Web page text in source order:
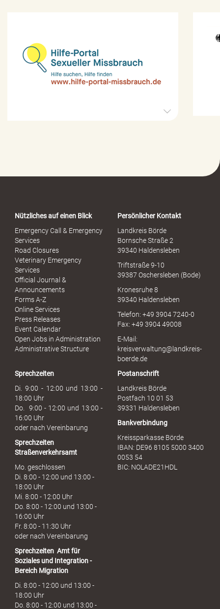
o
u
h
Nützliches auf einen Blick
Emergency Call & Emergency
Services
Road Closures
Veterinary Emergency
Services
Official Journal &
Announcements
Forms A-Z
Online Services
Press Releases
Event Calendar
Open Jobs in Administration
Administrative Structure
Persönlicher Kontakt
Landkreis Börde
Bornsche Straße 2
39340 Haldensleben
Triftstraße 9-10
39387 Oschersleben (Bode)
Kronesruhe 8
39340 Haldensleben
Telefon: +49 3904 7240-0
Fax: +49 3904 49008
E-Mail:
kreisverwaltung@landkreis-
boerde.de
Sprechzeiten
Di. 9:00 - 12:00 und 13:00 -
18:00 Uhr
Do. 9:00 - 12:00 und 13:00 -
16:00 Uhr
oder nach Vereinbarung
Sprechzeiten
Straßenverkehrsamt
Mo. geschlossen
Di. 8:00 - 12:00 und 13:00 -
18:00 Uhr
Mi. 8:00 - 12:00 Uhr
Do. 8:00 - 12:00 und 13:00 -
16:00 Uhr
Fr. 8:00 - 11:30 Uhr
oder nach Vereinbarung
Sprechzeiten Amt für
Soziales und Integration -
Bereich Migration
Di. 8:00 - 12:00 und 13:00 -
18:00 Uhr
Do. 8:00 - 12:00 und 13:00 -
Postanschrift
Landkreis Börde
Postfach 10 01 53
39331 Haldensleben
Bankverbindung
Kreissparkasse Börde
IBAN: DE96 8105 5000 3400
0053 54
BIC: NOLADE21HDL